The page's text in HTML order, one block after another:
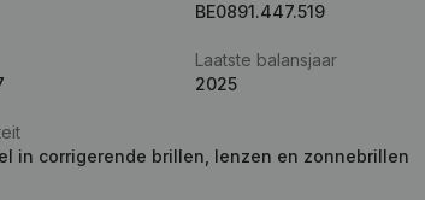
BE0891.447.519
Laatste balansjaar
2025
in corrigerende brillen, lenzen en zonnebrillen